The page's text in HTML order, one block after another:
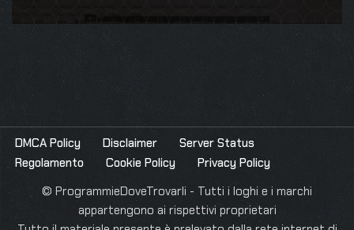
DMCA Policy Disclaimer
Server Status
Regolamento
Cookie Policy
Privacy Policy
© ProgrammieDoveTrovarli - Tutti i loghi e i marchi
appartengono ai rispettivi proprietari